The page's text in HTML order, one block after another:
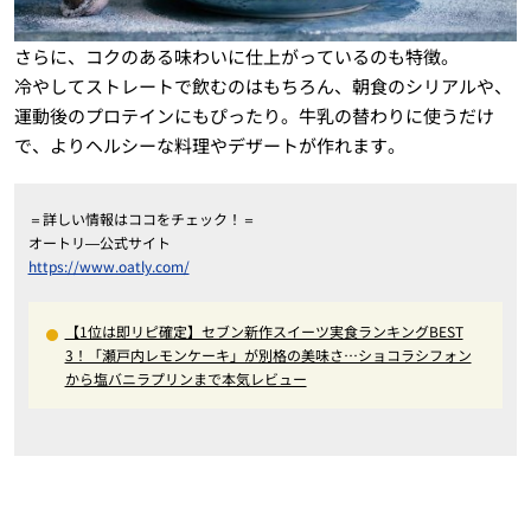
さらに、コクのある味わいに仕上がっているのも特徴。
冷やしてストレートで飲むのはもちろん、朝食のシリアルや、
運動後のプロテインにもぴったり。牛乳の替わりに使うだけ
で、よりヘルシーな料理やデザートが作れます。
＝詳しい情報はココをチェック！＝
オートリ―公式サイト
https://www.oatly.com/
【1位は即リピ確定】セブン新作スイーツ実食ランキングBEST
3！「瀬戸内レモンケーキ」が別格の美味さ…ショコラシフォン
から塩バニラプリンまで本気レビュー